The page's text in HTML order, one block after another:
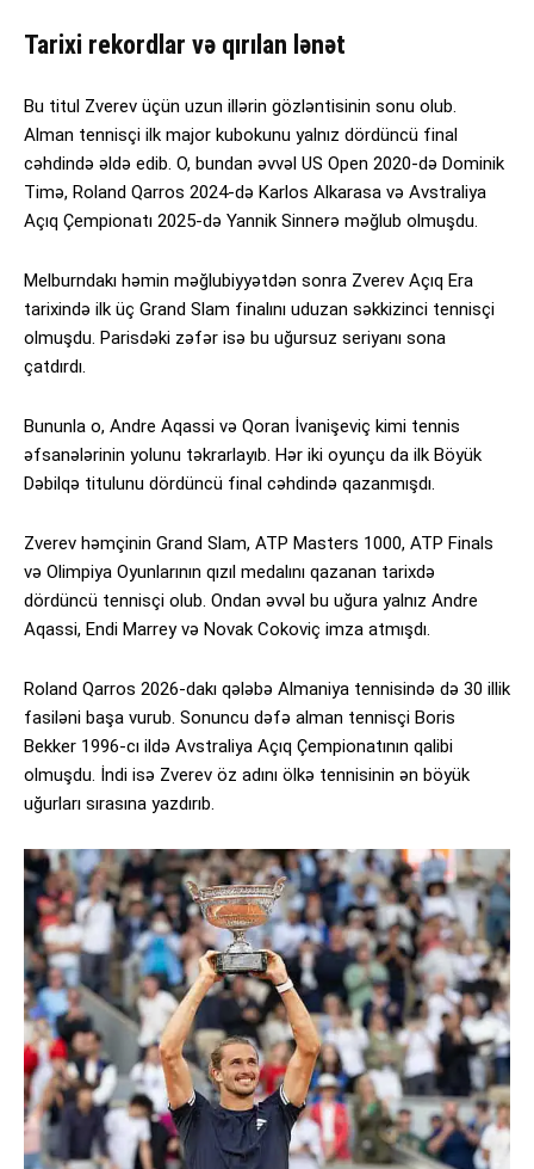
Tarixi rekordlar və qırılan lənət
Bu titul Zverev üçün uzun illərin gözləntisinin sonu olub.
Alman tennisçi ilk major kubokunu yalnız dördüncü final
cəhdində əldə edib. O, bundan əvvəl US Open 2020-də Dominik
Timə, Roland Qarros 2024-də Karlos Alkarasa və Avstraliya
Açıq Çempionatı 2025-də Yannik Sinnerə məğlub olmuşdu.
Melburndakı həmin məğlubiyyətdən sonra Zverev Açıq Era
tarixində ilk üç Grand Slam finalını uduzan səkkizinci tennisçi
olmuşdu. Parisdəki zəfər isə bu uğursuz seriyanı sona
çatdırdı.
Bununla o, Andre Aqassi və Qoran İvanişeviç kimi tennis
əfsanələrinin yolunu təkrarlayıb. Hər iki oyunçu da ilk Böyük
Dəbilqə titulunu dördüncü final cəhdində qazanmışdı.
Zverev həmçinin Grand Slam, ATP Masters 1000, ATP Finals
və Olimpiya Oyunlarının qızıl medalını qazanan tarixdə
dördüncü tennisçi olub. Ondan əvvəl bu uğura yalnız Andre
Aqassi, Endi Marrey və Novak Cokoviç imza atmışdı.
Roland Qarros 2026-dakı qələbə Almaniya tennisində də 30 illik
fasiləni başa vurub. Sonuncu dəfə alman tennisçi Boris
Bekker 1996-cı ildə Avstraliya Açıq Çempionatının qalibi
olmuşdu. İndi isə Zverev öz adını ölkə tennisinin ən böyük
uğurları sırasına yazdırıb.